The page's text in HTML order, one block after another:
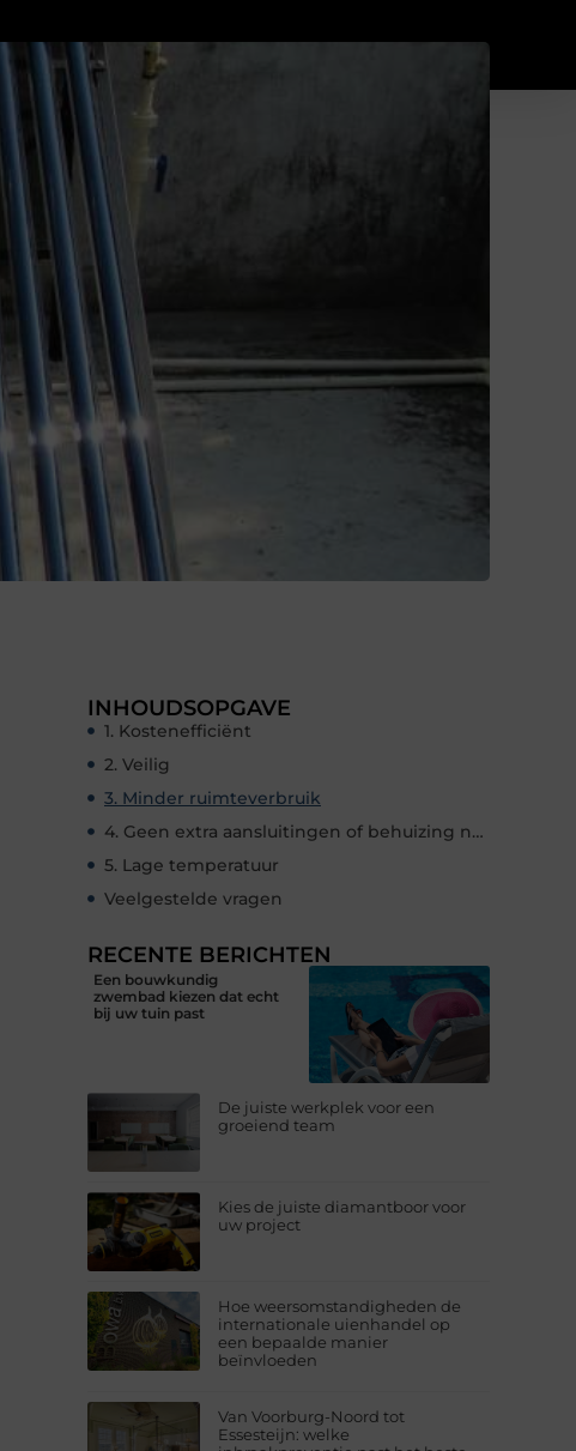
INHOUDSOPGAVE
1. Kostenefficiënt
2. Veilig
3. Minder ruimteverbruik
4. Geen extra aansluitingen of behuizing nodig
5. Lage temperatuur
Veelgestelde vragen
RECENTE BERICHTEN
Een bouwkundig
zwembad kiezen dat echt
bij uw tuin past
De juiste werkplek voor een
groeiend team
Kies de juiste diamantboor voor
uw project
Hoe weersomstandigheden de
internationale uienhandel op
een bepaalde manier
beïnvloeden
Van Voorburg-Noord tot
Essesteijn: welke